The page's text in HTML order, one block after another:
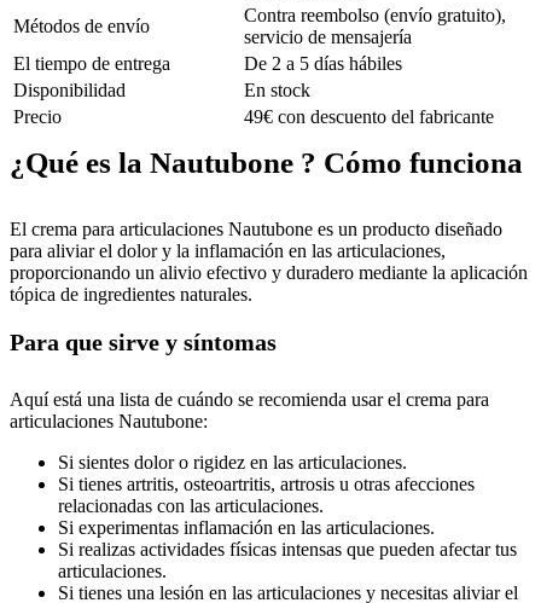
Métodos de envío
Contra reembolso (envío gratuito),
servicio de mensajería
El tiempo de entrega
De 2 a 5 días hábiles
Disponibilidad
En stock
Precio
49€ con descuento del fabricante
¿Qué es la Nautubone ? Cómo funciona
El crema para articulaciones Nautubone es un producto diseñado
para aliviar el dolor y la inflamación en las articulaciones,
proporcionando un alivio efectivo y duradero mediante la aplicación
tópica de ingredientes naturales.
Para que sirve y síntomas
Aquí está una lista de cuándo se recomienda usar el crema para
articulaciones Nautubone:
Si sientes dolor o rigidez en las articulaciones.
Si tienes artritis, osteoartritis, artrosis u otras afecciones
relacionadas con las articulaciones.
Si experimentas inflamación en las articulaciones.
Si realizas actividades físicas intensas que pueden afectar tus
articulaciones.
Si tienes una lesión en las articulaciones y necesitas aliviar el